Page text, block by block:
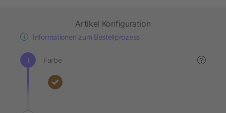
Artikel Konfiguration
Informationen zum Bestellprozess
Farbe ?